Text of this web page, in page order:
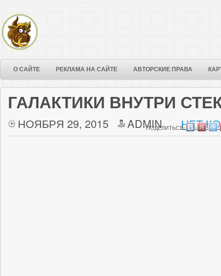
О САЙТЕ РЕКЛАМА НА САЙТЕ АВТОРСКИЕ ПРАВА
ГАЛАКТИКИ ВНУТРИ
НОЯБРЯ 29, 2015 ADMIN НЕТ
ПОДЕЛИТЬСЯ: